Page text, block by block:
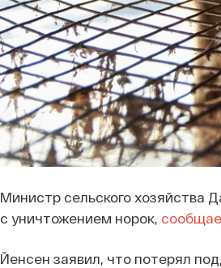
Министр сельского хозяйства
с уничтожением норок,
Йенсен заявил, что потерял